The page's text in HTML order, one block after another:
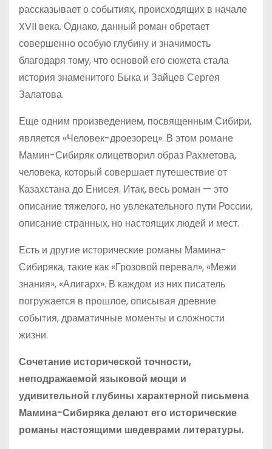
рассказывает о событиях, происходящих в начале
XVII века. Однако, данный роман обретает
совершенно особую глубину и значимость
благодаря тому, что основой его сюжета стала
история знаменитого Быка и Зайцев Сергея
Залатова.
Еще одним произведением, посвященным Сибири,
является «Человек-дроезорец». В этом романе
Мамин-Сибиряк олицетворил образ Рахметова,
человека, который совершает путешествие от
Казахстана до Енисея. Итак, весь роман — это
описание тяжелого, но увлекательного пути России,
описание странных, но настоящих людей и мест.
Есть и другие исторические романы Мамина-
Сибиряка, такие как «Грозовой перевал», «Межи
знания», «Алигарх». В каждом из них писатель
погружается в прошлое, описывая древние
события, драматичные моменты и сложности
жизни.
Сочетание исторической точности,
неподражаемой языковой мощи и
удивительной глубины характерной письмена
Мамина-Сибиряка делают его исторические
романы настоящими шедеврами литературы.